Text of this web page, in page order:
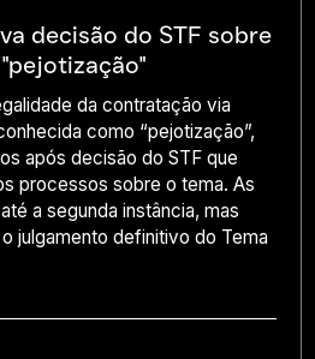
decisão do STF sobre
da contratação via
como “pejotização”,
após decisão do STF que
processos sobre o tema. As
a segunda instância, mas
julgamento definitivo do Tema